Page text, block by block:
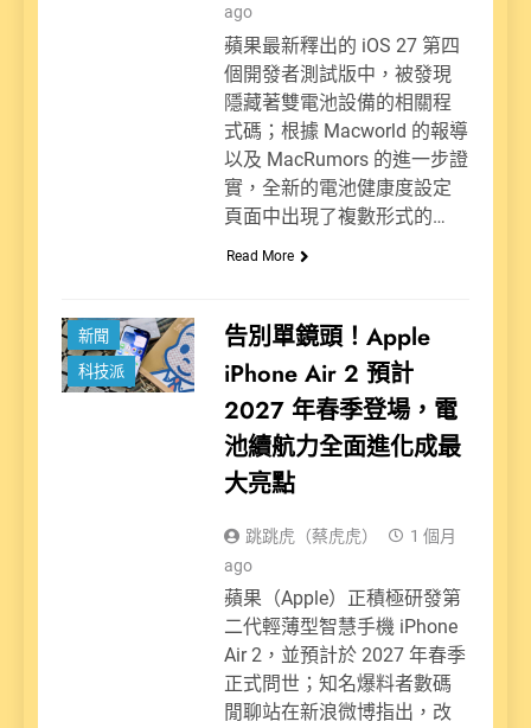
ago
蘋果最新釋出的 iOS 27 第四
個開發者測試版中，被發現
隱藏著雙電池設備的相關程
式碼；根據 Macworld 的報導
以及 MacRumors 的進一步證
實，全新的電池健康度設定
頁面中出現了複數形式的…
Read More
新聞
科技派
告別單鏡頭！Apple
iPhone Air 2 預計
2027 年春季登場，電
池續航力全面進化成最
大亮點
跳跳虎（蔡虎虎）
1 個月
ago
蘋果（Apple）正積極研發第
二代輕薄型智慧手機 iPhone
Air 2，並預計於 2027 年春季
正式問世；知名爆料者數碼
閒聊站在新浪微博指出，改